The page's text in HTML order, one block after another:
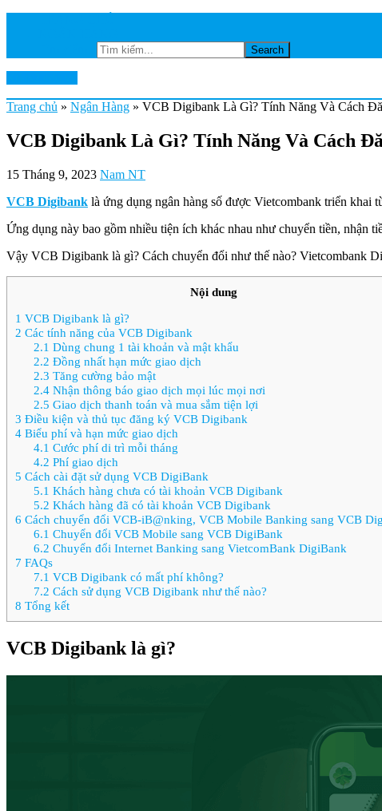
Trang chủ » Ngân Hàng » VCB Digibank Là Gì? Tính Năng Và Cách
VCB Digibank Là Gì? Tính Năng Và Cách
15 Tháng 9, 2023 Nam NT
VCB Digibank là ứng dụng ngân hàng số được Vietcombank triển
Ứng dụng này bao gồm nhiều tiện ích khác nhau như chuyển tiền, nhận
Vậy VCB Digibank là gì? Cách chuyển đổi như thế nào? Vietcombank
Nội dung
1 VCB Digibank là gì?
2 Các tính năng của VCB Digibank
2.1 Dùng chung 1 tài khoản và mật khẩu
2.2 Đồng nhất hạn mức giao dịch
2.3 Tăng cường bảo mật
2.4Nhận thông báo giao dịch mọi lúc mọi nơi
2.5 Giao dịch thanh toán và mua sắm tiện lợi
3 Điều kiện và thủ tục đăng ký VCB Digibank
4 Biểu phí và hạn mức giao dịch
4.1 Cước phí di trì mỗi tháng
4.2 Phí giao dịch
5 Cách cài đặt sử dụng VCB DigiBank
5.1 Khách hàng chưa có tài khoản VCB Digibank
5.2 Khách hàng đã có tài khoản VCB Digibank
6 Cách chuyển đổi VCB-iB@nking, VCB Mobile Banking sang VCB
6.1 Chuyển đổi VCB Mobile sang VCB DigiBank
6.2 Chuyển đổi Internet Banking sang VietcomBank DigiBank
7 FAQs
7.1 VCB Digibank có mất phí không?
7.2 Cách sử dụng VCB Digibank như thế nào?
8 Tổng kết
VCB Digibank là gì?